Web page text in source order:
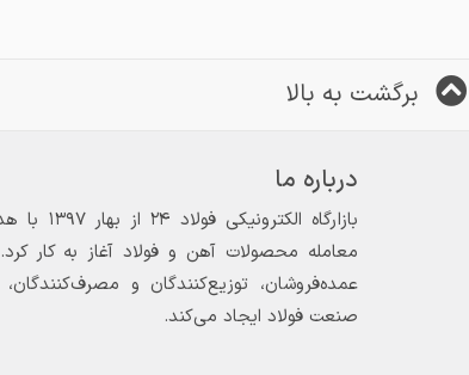
برگشت به بالا
درباره ما
معامله محصولات آهن و فولاد آغاز به کار کرد.
عمده‌فروشان، توزیع‌کنندگان و
صنعت فولاد ایجاد می‌کند.